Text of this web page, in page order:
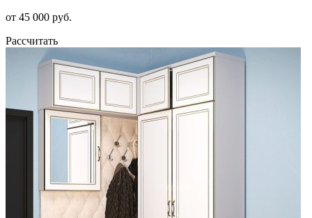
от 45 000 руб.
Рассчитать